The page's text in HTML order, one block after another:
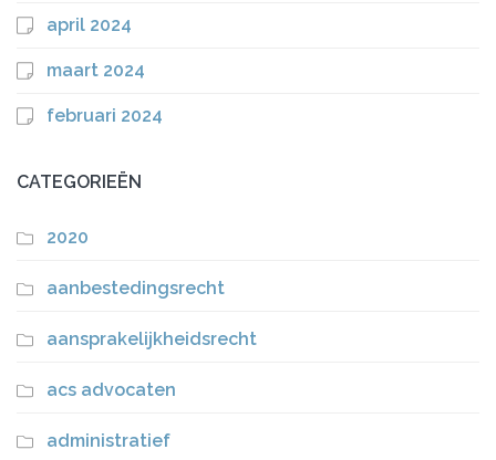
april 2024
maart 2024
februari 2024
CATEGORIEËN
2020
aanbestedingsrecht
aansprakelijkheidsrecht
acs advocaten
administratief